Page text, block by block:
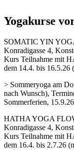
Yogakurse
SOMATIC YIN
Konradigasse 4,
Kurs Teilnahme mit
dem 14.4. bis 16.5.26
> Sommeryoga am
nach Wunsch),
Sommerferien,
HATHA YOGA
Konradigasse 4,
Kurs Teilnahme mit
dem 16.4. bis 2.7.26